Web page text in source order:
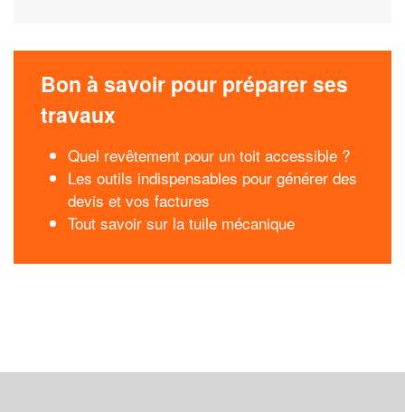
Bon à savoir pour préparer ses
travaux
Quel revêtement pour un toit accessible ?
Les outils indispensables pour générer des
devis et vos factures
Tout savoir sur la tuile mécanique